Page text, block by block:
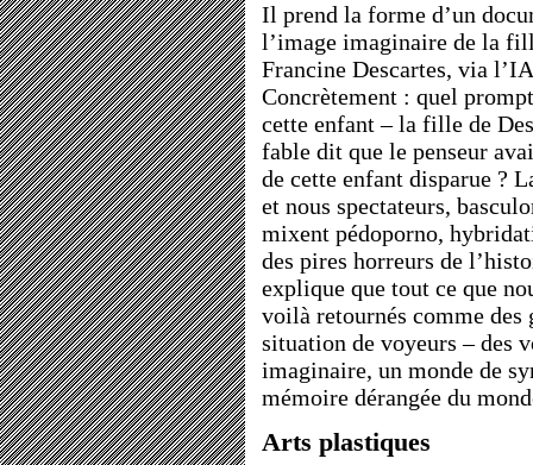
Il prend la forme d’un
l’image imaginaire de la
Francine Descartes, via
Concrètement : quel
cette enfant – la fille de
fable dit que le penseur
de cette enfant disparue ?
et nous spectateurs,
mixent pédoporno,
des pires horreurs de
explique que tout ce que
voilà retournés comme des
situation de voyeurs – des
imaginaire, un monde de
mémoire dérangée du
Arts plastiques